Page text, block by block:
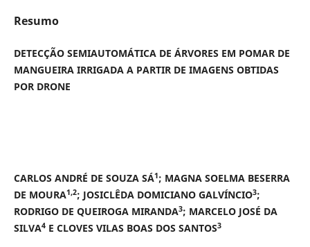
Resumo
DETECÇÃO SEMIAUTOMÁTICA DE ÁRVORES EM POMAR DE
MANGUEIRA IRRIGADA A PARTIR DE IMAGENS OBTIDAS
POR DRONE
CARLOS ANDRÉ DE SOUZA SÁ1; MAGNA SOELMA BESERRA
DE MOURA1,2; JOSICLÊDA DOMICIANO GALVÍNCIO3;
RODRIGO DE QUEIROGA MIRANDA3; MARCELO JOSÉ DA
SILVA4E CLOVES VILAS BOAS DOS SANTOS3